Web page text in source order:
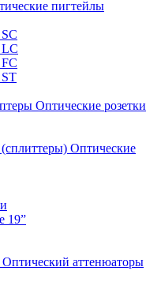
пигтейлы
Оптические розетки
Оптические
19”
Оптический аттенюаторы